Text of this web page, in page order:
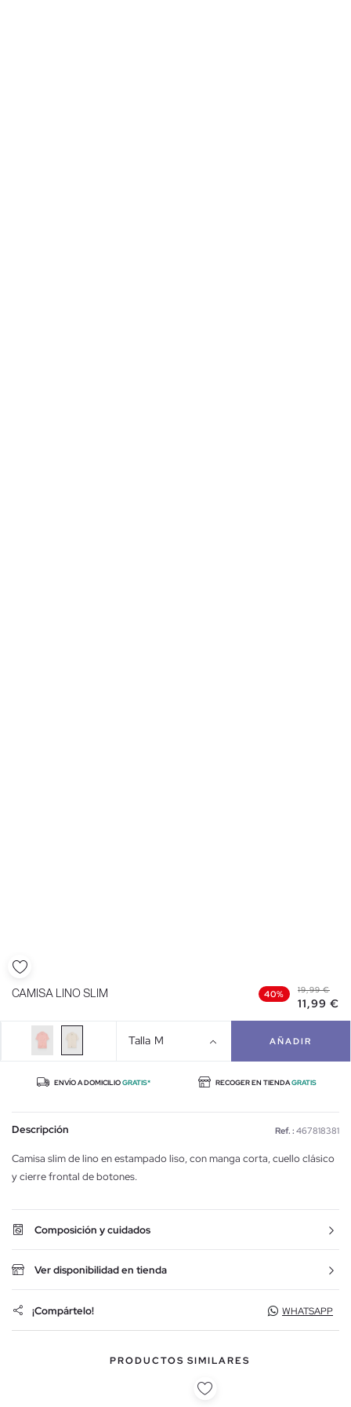
CAMISA LINO SLIM 40% 19,99 €
11,99 €
Talla M AÑADIR
ENVÍO A DOMICILIOGRATIS* RECOGER EN TIENDAGRATIS
Descripción Ref. : 467818381
Camisa slim de lino en estampado liso, con manga corta, cuello clásico
y cierre frontal de botones.
Composición y cuidados
Ver disponibilidad en tienda
¡Compártelo! WHATSAPP
PRODUCTOS SIMILARES